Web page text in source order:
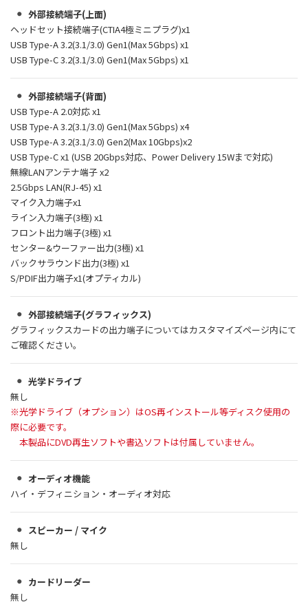
外部接続端子(上面)
ヘッドセット接続端子(CTIA4極ミニプラグ)x1
USB Type-A 3.2(3.1/3.0) Gen1(Max 5Gbps) x1
USB Type-C 3.2(3.1/3.0) Gen1(Max 5Gbps) x1
外部接続端子(背面)
USB Type-A 2.0対応 x1
USB Type-A 3.2(3.1/3.0) Gen1(Max 5Gbps) x4
USB Type-A 3.2(3.1/3.0) Gen2(Max 10Gbps)x2
USB Type-C x1 (USB 20Gbps対応、Power Delivery 15Wまで対応)
無線LANアンテナ端子 x2
2.5Gbps LAN(RJ-45) x1
マイク入力端子x1
ライン入力端子(3極) x1
フロント出力端子(3極) x1
センター&ウーファー出力(3極) x1
バックサラウンド出力(3極) x1
S/PDIF出力端子x1(オプティカル)
外部接続端子(グラフィックス)
グラフィックスカードの出力端子についてはカスタマイズページ内にて
ご確認ください。
光学ドライブ
無し
※光学ドライブ（オプション）はOS再インストール等ディスク使用の
際に必要です。
本製品にDVD再生ソフトや書込ソフトは付属していません。
オーディオ機能
ハイ・デフィニション・オーディオ対応
スピーカー / マイク
無し
カードリーダー
無し